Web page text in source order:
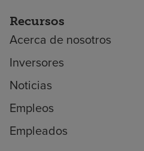
Recursos
Acerca de nosotros
Inversores
Noticias
Empleos
Empleados